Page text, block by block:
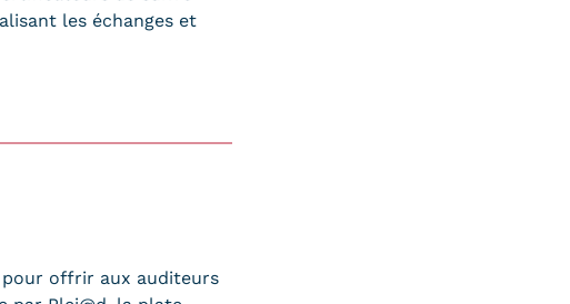
les échanges et
offrir aux auditeurs